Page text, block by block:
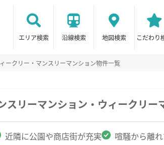
エリア検索 沿線検索 地図検索 こだわり
ークリー・マンスリーマンション物件一覧
スリーマンション・ウィークリー
近隣に公園や商店街が充実 喧騒から離